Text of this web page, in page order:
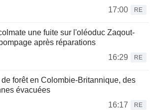
17:00
RE
une fuite sur l'oléoduc Zaqout-
après réparations
16:29
RE
forêt en Colombie-Britannique, des
évacuées
16:17
RE